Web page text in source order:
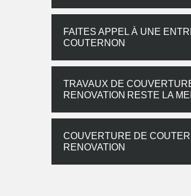
FAITES APPEL À UNE
COUTERNON
TRAVAUX DE
RENOVATION RESTE LA
COUVERTURE DE
RENOVATION